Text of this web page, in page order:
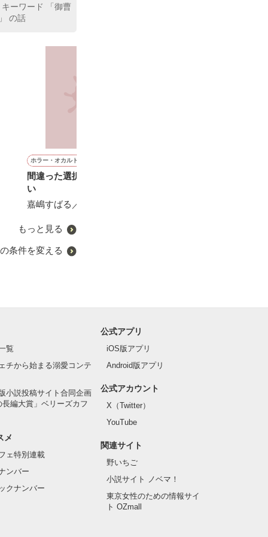
ーワード 「御曹
の話
ホラー・オカルト
間違った選択肢を選びなさ
い
嘉嶋すばる／著
もっと見る
条件を変える
覧
チから始まる溺愛コンテ
小説投稿サイト合同企画
長編大賞」ベリーズカフ
メ
ェ特別連載
ンバー
クナンバー
公式アプリ
iOS版アプリ
Android版アプリ
公式アカウント
X（Twitter）
YouTube
関連サイト
野いちご
小説サイト ノベマ！
東京女性のための情報サイ
ト OZmall